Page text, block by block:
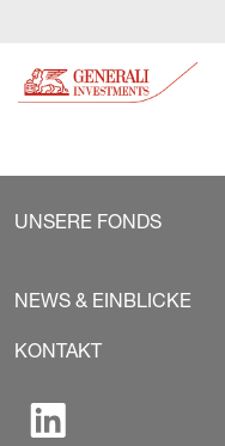
UNSERE FONDS
NEWS & EINBLICKE
KONTAKT